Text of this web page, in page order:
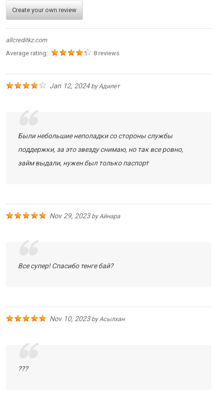
Create your own review
allcreditkz.com
Average rating:
8 reviews
Jan 12, 2024byАдилет
Были небольшие неполадки со стороны службы
поддержки, за это звезду снимаю, но так все ровно,
займ выдали, нужен был только паспорт
Nov 29, 2023byАйнара
Все супер! Спасибо тенге бай?
Nov 10, 2023byАсылхан
???